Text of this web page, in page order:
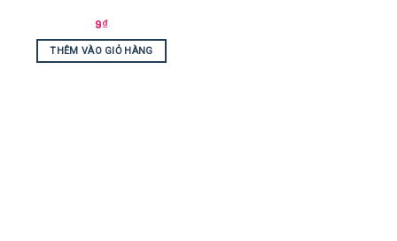
9₫
THÊM VÀO GIỎ HÀNG